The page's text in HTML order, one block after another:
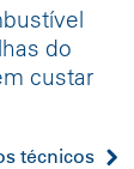
do
custar
técnicos